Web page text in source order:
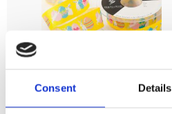
Consent Details
Påskband
EASTER BUNNY,